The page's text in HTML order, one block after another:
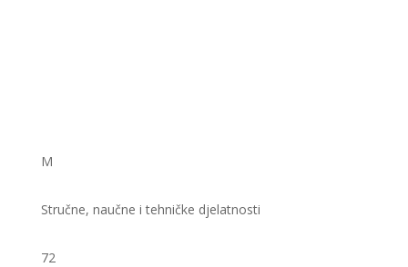
M
Stručne, naučne i tehničke djelatnosti
72